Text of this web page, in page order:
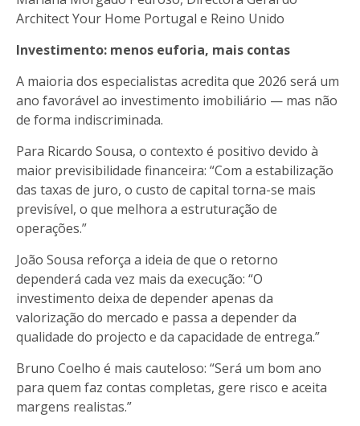
Architect Your Home Portugal e Reino Unido
Investimento: menos euforia, mais contas
A maioria dos especialistas acredita que 2026 será um
ano favorável ao investimento imobiliário — mas não
de forma indiscriminada.
Para Ricardo Sousa, o contexto é positivo devido à
maior previsibilidade financeira: “Com a estabilização
das taxas de juro, o custo de capital torna-se mais
previsível, o que melhora a estruturação de
operações.”
João Sousa reforça a ideia de que o retorno
dependerá cada vez mais da execução: “O
investimento deixa de depender apenas da
valorização do mercado e passa a depender da
qualidade do projecto e da capacidade de entrega.”
Bruno Coelho é mais cauteloso: “Será um bom ano
para quem faz contas completas, gere risco e aceita
margens realistas.”